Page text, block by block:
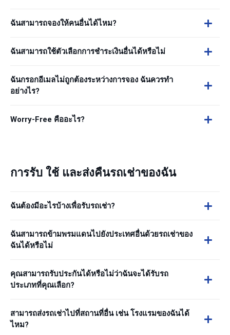
ฉันสามารถจองให้คนอื่นได้ไหม?
ฉันสามารถใช้ตัวเลือกการชำระเงินอื่นได้หรือไม่
ฉันกรอกอีเมลไม่ถูกต้องระหว่างการจอง ฉันควรทำ
อย่างไร?
Worry-Free คืออะไร?
การรับ ใช้ และส่งคืนรถเช่าของฉัน
ฉันต้องมีอะไรบ้างเพื่อรับรถเช่า?
ฉันสามารถข้ามพรมแดนไปยังประเทศอื่นด้วยรถเช่าของ
ฉันได้หรือไม่
คุณสามารถรับประกันได้หรือไม่ว่าฉันจะได้รับรถ
ประเภทที่คุณเลือก?
สามารถส่งรถเช่าไปที่สถานที่อื่น เช่น โรงแรมของฉันได้
ไหม?